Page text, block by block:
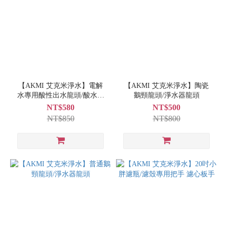
【AKMI 艾克米淨水】電解
水專用酸性出水龍頭/酸水龍
頭
NT$580
NT$850
【AKMI 艾克米淨水】陶瓷
鵝頸龍頭/淨水器龍頭
NT$500
NT$800